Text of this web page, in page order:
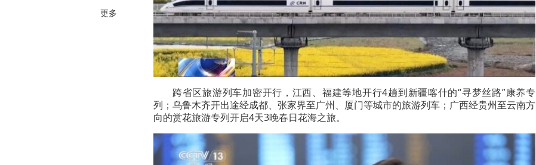
更多
跨省区旅游列车加密开行，江西、福建等地开行4趟到新疆喀什的“寻梦丝路”康养专
列；乌鲁木齐开出途经成都、张家界至广州、厦门等城市的旅游列车；广西经贵州至云南方
向的赏花旅游专列开启4天3晚春日花海之旅。